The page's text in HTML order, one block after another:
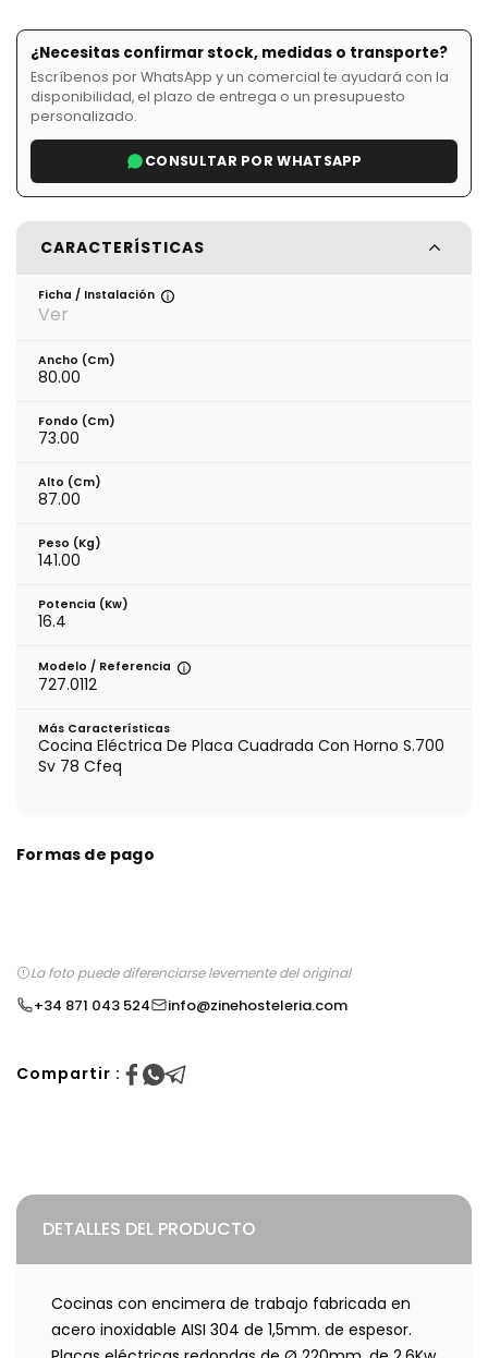
¿Necesitas confirmar stock, medidas o transporte?
Escríbenos por WhatsApp y un comercial te ayudará con la
disponibilidad, el plazo de entrega o un presupuesto
personalizado.
CONSULTAR POR WHATSAPP
CARACTERÍSTICAS
Ficha / Instalación
Ver
Ancho (cm)
80.00
Fondo (cm)
73.00
Alto (cm)
87.00
Peso (kg)
141.00
Potencia (Kw)
16.4
Modelo / Referencia
727.0112
Más Características
Cocina Eléctrica De Placa Cuadrada Con Horno S.700
Sv 78 Cfeq
Formas de pago
La foto puede diferenciarse levemente del original
+34 871 043 524 info@zinehosteleria.com
Compartir :
DETALLES DEL PRODUCTO
Cocinas con encimera de trabajo fabricada en
acero inoxidable AISI 304 de 1,5mm. de espesor.